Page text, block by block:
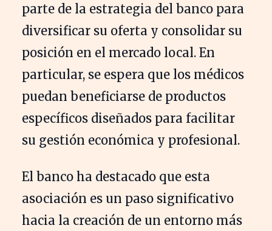
parte de la estrategia del banco para
diversificar su oferta y consolidar su
posición en el mercado local. En
particular, se espera que los médicos
puedan beneficiarse de productos
específicos diseñados para facilitar
su gestión económica y profesional.
El banco ha destacado que esta
asociación es un paso significativo
hacia la creación de un entorno más